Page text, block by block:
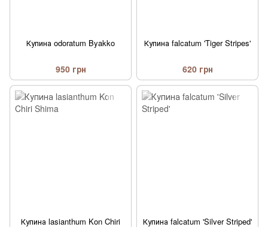
Купина odoratum Byakko
950 грн
Купина falcatum 'Tiger Stripes'
620 грн
Купина lasianthum Kon Chiri
Купина falcatum 'Silver Striped'